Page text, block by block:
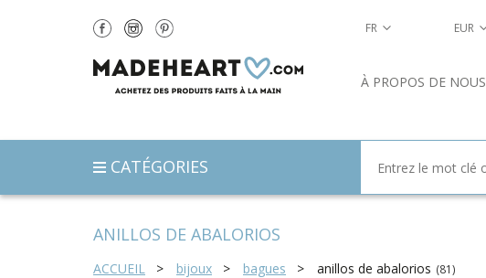
ANILLOS DE ABALORIOS
ACCUEIL bijoux bagues anillos de abalorios (81)
FR EUR
À PROPOS DE NOUS
CATÉGORIES